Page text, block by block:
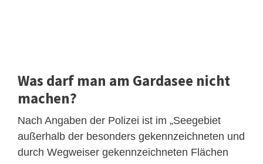
Was darf man am Gardasee nicht
machen?
Nach Angaben der Polizei ist im „Seegebiet
außerhalb der besonders gekennzeichneten und
durch Wegweiser gekennzeichneten Flächen